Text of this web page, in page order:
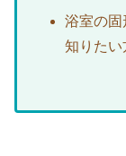
浴室の固
知りたい